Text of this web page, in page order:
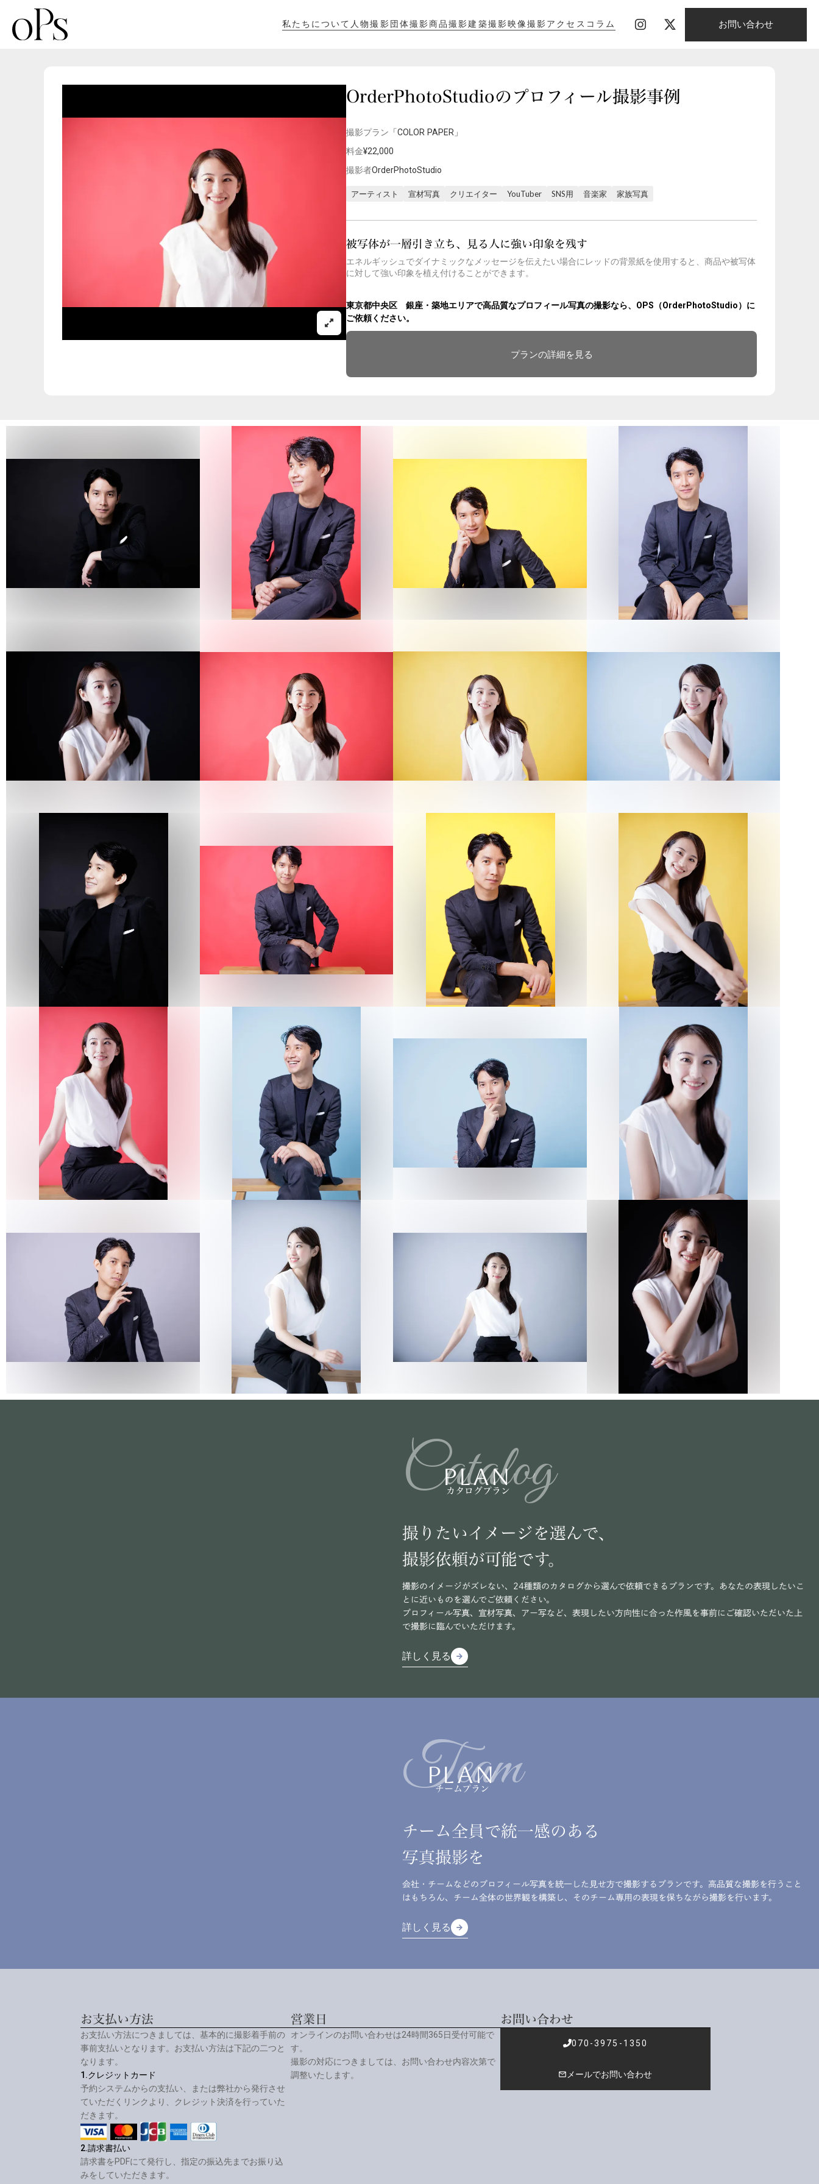
OrderPhotoStudioのプロフィール撮影事例
撮影プラン 「COLOR PAPER」
料金¥22,000
撮影者OrderPhotoStudio
アーティスト 宣材写真 クリエイター YouTuber SNS用 音楽家 家族写真
被写体が一層引き立ち、見る人に強い印象を残す
エネルギッシュでダイナミックなメッセージを伝えたい場合にレッドの背景紙を使用すると、商品や被写体
に対して強い印象を植え付けることができます。
東京都中央区 銀座・築地エリアで高品質なプロフィール写真の撮影なら、OPS（OrderPhotoStudio）に
ご依頼ください。
プランの詳細を見る
私たちについて 人物撮影団体撮影商品撮影建築撮影映像撮影アクセス コラム お問い合わせ
Catalog
PLAN
カタログプラン
撮りたいイメージを選んで、
撮影依頼が可能です。
撮影のイメージがズレない、24種類のカタログから選んで依頼できるプランです。あなたの表現したいこ
とに近いものを選んでご依頼ください。
プロフィール写真、宣材写真、アー写など、表現したい方向性に合った作風を事前にご確認いただいた上
で撮影に臨んでいただけます。
詳しく見る
詳しく見る
arrow_forward
arrow_forward
Team
PLAN
チームプラン
チーム全員で統一感のある
写真撮影を
会社・チームなどのプロフィール写真を統一した見せ方で撮影するプランです。高品質な撮影を行うこと
はもちろん、チーム全体の世界観を構築し、そのチーム専用の表現を保ちながら撮影を行います。
詳しく見る
詳しく見る
arrow_forward
arrow_forward
お支払い方法
お支払い方法につきましては、基本的に撮影着手前の
事前支払いとなります。お支払い方法は下記の二つと
なります。
1.クレジットカード
予約システムからの支払い、または弊社から発行させ
ていただくリンクより、クレジット決済を行っていた
だきます。
2.請求書払い
請求書をPDFにて発行し、指定の振込先までお振り込
みをしていただきます。
営業日
オンラインのお問い合わせは24時間365日受付可能で
す。
撮影の対応につきましては、お問い合わせ内容次第で
調整いたします。
お問い合わせ
070-3975-1350
mail_outline メールでお問い合わせ